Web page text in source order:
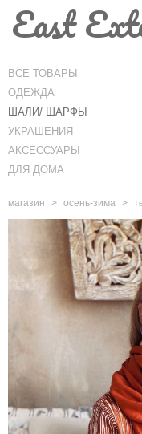
ГЛАВНАЯ
МАГАЗИН
ИНФО
КОНТАКТЫ
East
ВСЕ ТОВАРЫ
ОДЕЖДА
ШАЛИ/ ШАРФЫ
УКРАШЕНИЯ
АКСЕССУАРЫ
ДЛЯ ДОМА
магазин > осень-зима >